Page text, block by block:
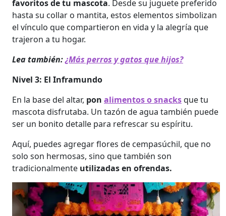
favoritos de tu mascota. Desde su juguete preferido
hasta su collar o mantita, estos elementos simbolizan
el vínculo que compartieron en vida y la alegría que
trajeron a tu hogar.
Lea también:¿Más perros y gatos que hijos?
Nivel 3: El Inframundo
En la base del altar, pon alimentos o snacksque tu
mascota disfrutaba. Un tazón de agua también puede
ser un bonito detalle para refrescar su espíritu.
Aquí, puedes agregar flores de cempasúchil, que no
solo son hermosas, sino que también son
tradicionalmente utilizadas en ofrendas.